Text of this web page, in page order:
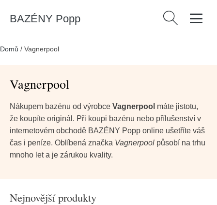
BAZÉNY Popp Vyhledávání
Domů / Vagnerpool
Vagnerpool
Nákupem bazénu od výrobce Vagnerpool máte jistotu,
že koupíte originál. Při koupi bazénu nebo přílušenství v
internetovém obchodě BAZÉNY Popp online ušetříte váš
čas i peníze. Oblíbená značka Vagnerpool působí na trhu
mnoho let a je zárukou kvality.
Nejnovější produkty